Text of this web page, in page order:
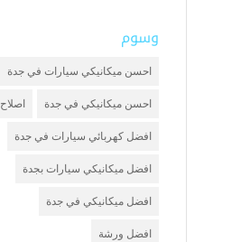
وسوم
احسن ميكانيكي سيارات في جدة
احسن ميكانيكي في جدة اصلاح
افضل كهربائي سيارات في جدة
افضل ميكانيكي سيارات بجدة
افضل ميكانيكي في جدة
افضل ورشة